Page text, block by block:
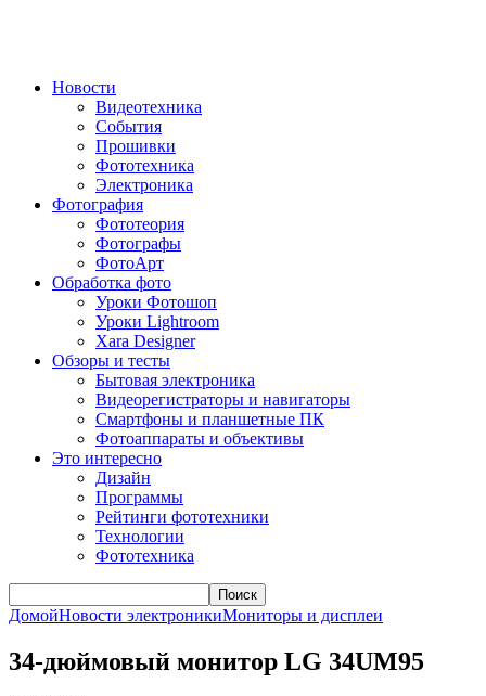
Новости
Видеотехника
События
Прошивки
Фототехника
Электроника
Фотография
Фототеория
Фотографы
ФотоАрт
Обработка фото
Уроки Фотошоп
Уроки Lightroom
Xara Designer
Обзоры и тесты
Бытовая электроника
Видеорегистраторы и навигаторы
Смартфоны и планшетные ПК
Фотоаппараты и объективы
Это интересно
Дизайн
Программы
Рейтинги фототехники
Технологии
Фототехника
Поиск
ДомойНовости электроникиМониторы и дисплеи
34-дюймовый монитор LG 34UM95